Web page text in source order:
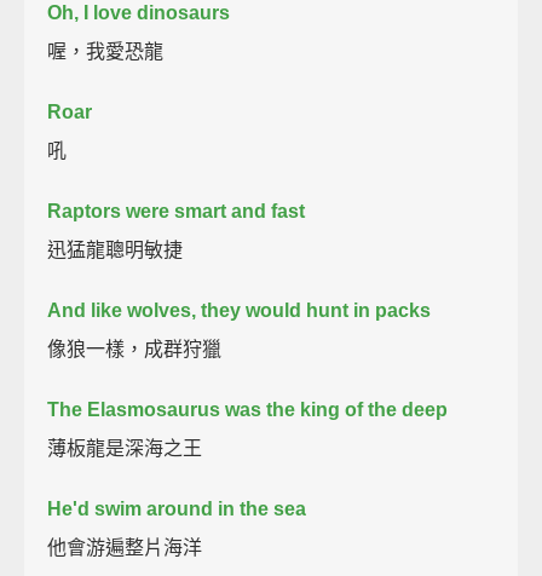
Oh, I love dinosaurs
喔，我愛恐龍
Roar
吼
Raptors were smart and fast
迅猛龍聰明敏捷
And like wolves, they would hunt in packs
像狼一樣，成群狩獵
The Elasmosaurus was the king of the deep
薄板龍是深海之王
He'd swim around in the sea
他會游遍整片海洋